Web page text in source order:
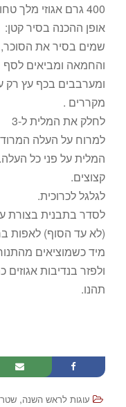
400 גרם אגוזי מלך טחונים
אופן ההכנה בסיר קטן:
שמים בסיר את הסוכר,
והחמאה ומביאים לסף
ומערבבים בכף עץ רק
מקררים .
לחלק את המלית ל-3
למרוח על העלה
המלית על פני כל
קצוצים.
לגלגל לכרוכית.
לסדר בתבנית בצורת
(לא עד הסוף) לאפות בחום 175 כ-35 דקות עד
מיד כשמוציאים
ולפזר בנדיבות אגוזים
תהנו.
עוגות לראש השנה,